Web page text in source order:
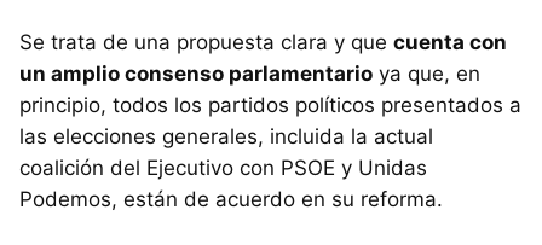
Se trata de una propuesta clara y que cuenta con
un amplio consenso parlamentario ya que, en
principio, todos los partidos políticos presentados a
las elecciones generales, incluida la actual
coalición del Ejecutivo con PSOE y Unidas
Podemos, están de acuerdo en su reforma.